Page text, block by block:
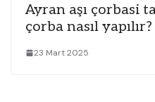
Ayran aşı çorbasi
çorba nasıl yapılır?
23 Mart 2025